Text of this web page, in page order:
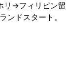
リ→フィリピン留
ドスタート。